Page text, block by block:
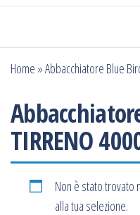
Home »Abbacchiatore Blue
TIRRENO
Non è stato
alla tua selezione.